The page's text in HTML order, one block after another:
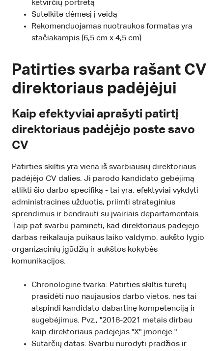
ketvirčių portretą
Sutelkite dėmesį į veidą
Rekomenduojamas nuotraukos formatas yra
stačiakampis (6,5 cm x 4,5 cm)
Patirties svarba rašant CV
direktoriaus padėjėjui
Kaip efektyviai aprašyti patirtį
direktoriaus padėjėjo poste savo
CV
Patirties skiltis yra viena iš svarbiausių direktoriaus
padėjėjo CV dalies. Ji parodo kandidato gebėjimą
atlikti šio darbo specifiką - tai yra, efektyviai vykdyti
administracines užduotis, priimti strateginius
sprendimus ir bendrauti su įvairiais departamentais.
Taip pat svarbu paminėti, kad direktoriaus padėjėjo
darbas reikalauja puikaus laiko valdymo, aukšto lygio
organizacinių įgūdžių ir aukštos kokybės
komunikacijos.
Chronologinė tvarka: Patirties skiltis turėtų
prasidėti nuo naujausios darbo vietos, nes tai
atspindi kandidato dabartinę kompetenciją ir
sugebėjimus. Pvz., "2018-2021 metais dirbau
kaip direktoriaus padėjėjas "X" įmonėje."
Sutarčių datas: Svarbu nurodyti pradžios ir